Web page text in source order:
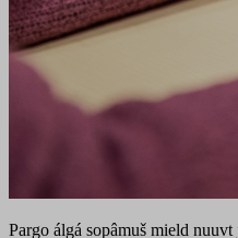
Pargo álgá sopâmuš mield